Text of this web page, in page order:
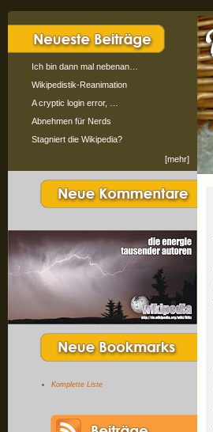
Ich bin dann mal nebenan…
Wikipedistik-Reanimation
A cryptic login error, …
Abnehmen für Nerds
Stagniert die Wikipedia?
[mehr]
Komplette Liste